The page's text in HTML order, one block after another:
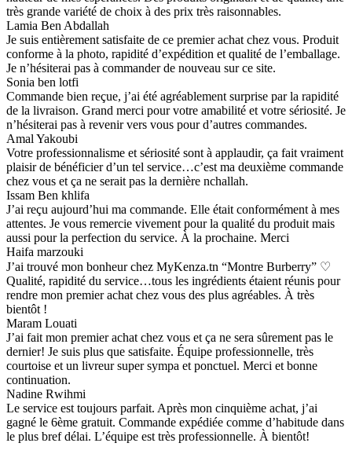
très grande variété de choix à des prix très raisonnables.
Lamia Ben Abdallah
Je suis entièrement satisfaite de ce premier achat chez vous. Produit
conforme à la photo, rapidité d’expédition et qualité de l’emballage.
Je n’hésiterai pas à commander de nouveau sur ce site.
Sonia ben lotfi
Commande bien reçue, j’ai été agréablement surprise par la rapidité
de la livraison. Grand merci pour votre amabilité et votre sériosité. Je
n’hésiterai pas à revenir vers vous pour d’autres commandes.
Amal Yakoubi
Votre professionnalisme et sériosité sont à applaudir, ça fait vraiment
plaisir de bénéficier d’un tel service…c’est ma deuxième commande
chez vous et ça ne serait pas la dernière nchallah.
Issam Ben khlifa
J’ai reçu aujourd’hui ma commande. Elle était conformément à mes
attentes. Je vous remercie vivement pour la qualité du produit mais
aussi pour la perfection du service. À la prochaine. Merci
Haifa marzouki
J’ai trouvé mon bonheur chez MyKenza.tn “Montre Burberry” ♡
Qualité, rapidité du service…tous les ingrédients étaient réunis pour
rendre mon premier achat chez vous des plus agréables. À très
bientôt !
Maram Louati
J’ai fait mon premier achat chez vous et ça ne sera sûrement pas le
dernier! Je suis plus que satisfaite. Équipe professionnelle, très
courtoise et un livreur super sympa et ponctuel. Merci et bonne
continuation.
Nadine Rwihmi
Le service est toujours parfait. Après mon cinquième achat, j’ai
gagné le 6ème gratuit. Commande expédiée comme d’habitude dans
le plus bref délai. L’équipe est très professionnelle. À bientôt!